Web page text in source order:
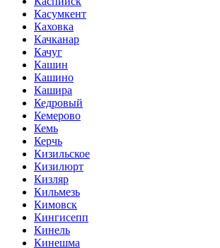
Касумкент
Каховка
Качканар
Качуг
Кашин
Кашино
Кашира
Кедровый
Кемерово
Кемь
Керчь
Кизильское
Кизилюрт
Кизляр
Кильмезь
Кимовск
Кингисепп
Кинель
Кинешма